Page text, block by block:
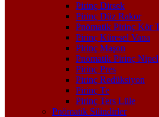
Pirinç Dirsek
Pirinç Düz Rakor
Pnömatik Pirinç Kör
Pirinç Küresel Vana
Pirinç Maşon
Pnömatik Pirinç Nipel
Pirinç Pres
Pirinç Redüksiyon
Pirinç Te
Pirinç Ters Lüle
Pnömatik Silindirler